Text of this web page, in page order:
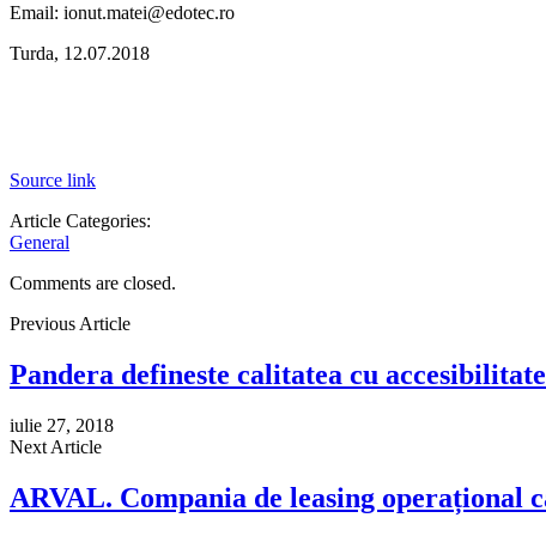
Email: ionut.matei@edotec.ro
Turda, 12.07.2018
Source link
Article Categories:
General
Comments are closed.
Previous Article
Pandera defineste calitatea cu
iulie 27, 2018
Next Article
ARVAL. Compania de leasing operațional